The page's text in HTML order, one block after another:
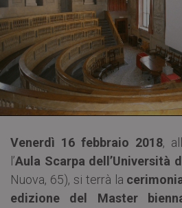
Venerdì 16 febbraio 2018,
l’Aula Scarpa dell’Università
Nuova, 65), si terrà la
edizione del Master